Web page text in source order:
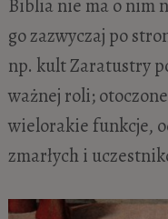
Biblia nie ma o nim
go zazwyczaj po
np. kult Zaratustry
ważnej roli;
wielorakie funkcje,
zmarłych i